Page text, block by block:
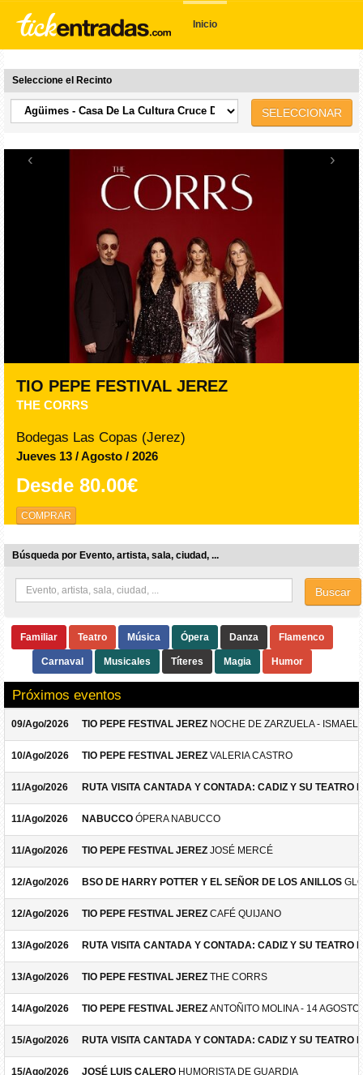
Inicio
Seleccione el Recinto
SELECCIONAR
‹ ›
TIO PEPE FESTIVAL JEREZ
THE CORRS
Bodegas Las Copas (Jerez)
Jueves 13 / Agosto / 2026
Desde 80.00€
COMPRAR
Búsqueda por Evento, artista, sala, ciudad, ...
Buscar
Familiar Teatro Música Ópera Danza Flamenco
Carnaval Musicales Títeres Magia Humor
Próximos eventos
09/Ago/2026 TIO PEPE FESTIVAL JEREZ NOCHE DE ZARZUELA -
10/Ago/2026 TIO PEPE FESTIVAL JEREZ VALERIA CASTRO
11/Ago/2026 RUTA VISITA CANTADA Y CONTADA: CADIZ Y SU TEATRO
11/Ago/2026 NABUCCO ÓPERA NABUCCO
11/Ago/2026 TIO PEPE FESTIVAL JEREZ JOSÉ MERCÉ
12/Ago/2026 BSO DE HARRY POTTER Y EL SEÑOR DE LOS ANILLOS
12/Ago/2026 TIO PEPE FESTIVAL JEREZ CAFÉ QUIJANO
13/Ago/2026 RUTA VISITA CANTADA Y CONTADA: CADIZ Y SU TEATRO
13/Ago/2026 TIO PEPE FESTIVAL JEREZ THE CORRS
14/Ago/2026 TIO PEPE FESTIVAL JEREZ ANTOÑITO MOLINA - 14 AGOSTO
15/Ago/2026 RUTA VISITA CANTADA Y CONTADA: CADIZ Y SU TEATRO
15/Ago/2026 JOSÉ LUIS CALERO HUMORISTA DE GUARDIA